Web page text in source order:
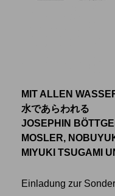
MIT ALLEN
水であらわれる
JOSEPHIN
MOSLER,
MIYUKI TSUGAMI
Einladung zur